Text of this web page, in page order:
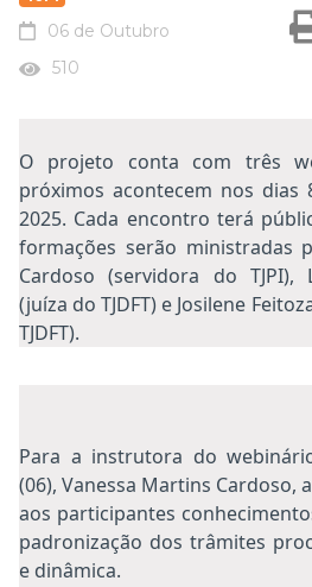
06 de Outubro
510
O projeto conta com três
próximos acontecem nos
2025. Cada encontro terá
formações serão ministradas
Cardoso (servidora do TJPI),
(juíza do TJDFT) e Josilene
TJDFT).
Para a instrutora do
(06), Vanessa Martins Cardoso,
aos participantes
padronização dos trâmites
e dinâmica.